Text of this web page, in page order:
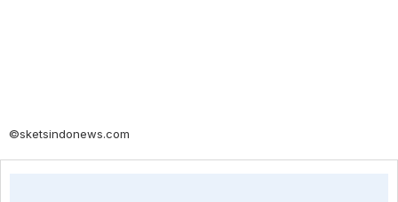
©sketsindonews.com